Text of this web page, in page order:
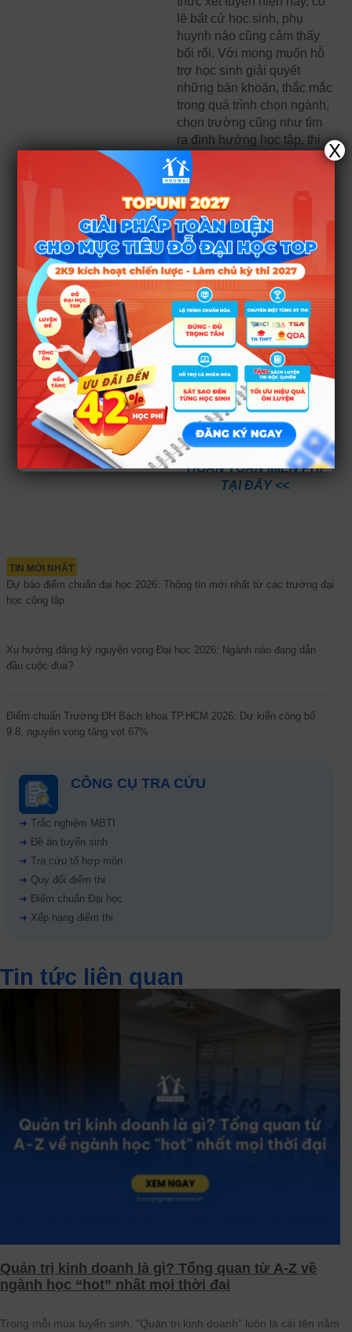
lẽ bất cứ học sinh, phụ
huynh nào cũng cảm thấy
bối rối. Với mong muốn hỗ
trợ học sinh giải quyết
những băn khoăn, thắc mắc
trong quá trình chọn ngành,
chọn trường cũng như tìm
ra định hướng học tập, thi
cử tối ưu nhất, HOCMAI đã
ra đời
chọn ngành – chọn
trường cùng chuyên gia
Qua đó, thí sinh và phụ
huynh đượctrao đổi, lắng
nghe những tư vấn trực
tiếpcùng chuyên gia
hướng nghiệp hàng đầu
của HOCMAI để chọn ra
ngành học, trường đại học
phù hợp nhất với điểm số,
thành tích, sở thích… của
bản thân.
>> THỰC HIỆN BÀI TRẮC
NGHIỆM TÍNH CÁCH
CHỌN NGHỀ NGHIỆP
HOÀN TOÀN MIỄN PHÍ
TẠI ĐÂY <<
TIN MỚI NHẤT
Dự báo điểm chuẩn đại học 2026: Thông tin mới nhất từ các trường đại
học công lập
Xu hướng đăng ký nguyện vọng Đại học 2026: Ngành nào đang dẫn
đầu cuộc đua?
Điểm chuẩn Trường ĐH Bách khoa TP.HCM 2026: Dự kiến công bố
9.8, nguyện vọng tăng vọt 67%
CÔNG CỤ TRA CỨU
➜ Trắc nghiệm MBTI
➜ Đề án tuyển sinh
➜ Tra cứu tổ hợp môn
➜ Quy đổi điểm thi
➜ Điểm chuẩn Đại học
➜ Xếp hạng điểm thi
Tin tức liên quan
Quản trị kinh doanh là gì? Tổng quan từ A-Z về
ngành học “hot” nhất mọi thời đại
Trong mỗi mùa tuyển sinh, “Quản trị kinh doanh” luôn là cái tên nằm
X